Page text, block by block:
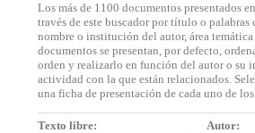
Los más de 1100 documentos presentados
través de este buscador por título o
nombre o institución del autor, área
documentos se presentan, por defecto,
orden y realizarlo en función del autor o su
actividad con la que están relacionados.
una ficha de presentación de cada uno de
Texto libre: Autor: